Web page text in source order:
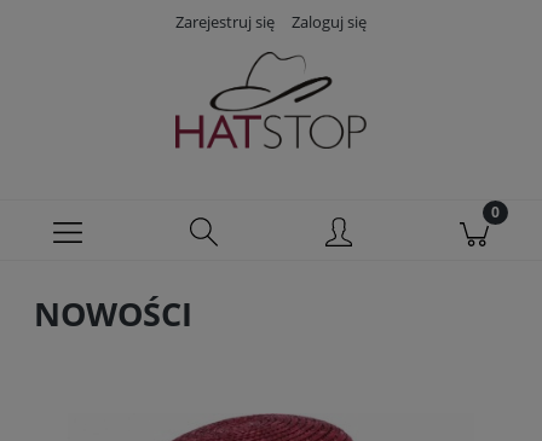
Zarejestruj się Zaloguj się
NOWOŚCI